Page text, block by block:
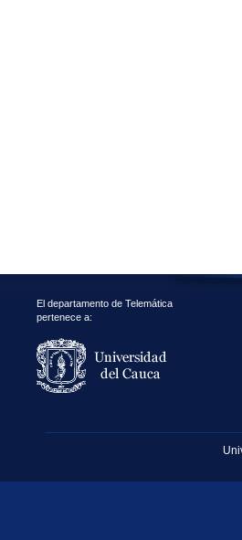
El departamento de Telemática
pertenece a: